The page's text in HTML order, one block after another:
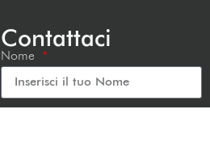
Contattaci
Nome
Email